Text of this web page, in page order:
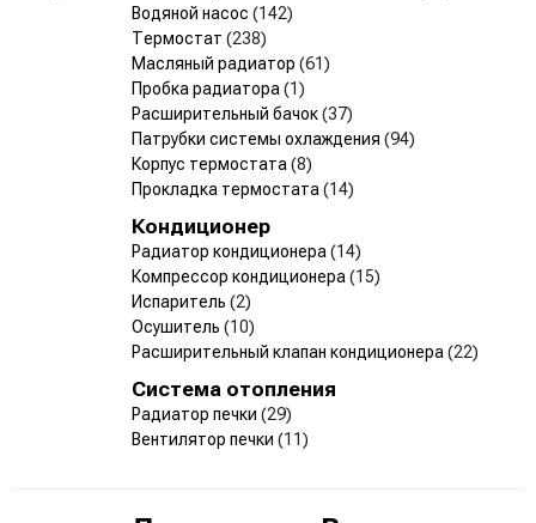
Водяной насос (142)
Термостат (238)
Масляный радиатор (61)
Пробка радиатора (1)
Расширительный бачок(37)
Патрубки системы охлаждения (94)
Корпус термостата (8)
Прокладка термостата (14)
Кондиционер
Радиатор кондиционера (14)
Компрессор кондиционера (15)
Испаритель (2)
Осушитель (10)
Расширительный клапан кондиционера (22)
Система отопления
Радиатор печки (29)
Вентилятор печки (11)